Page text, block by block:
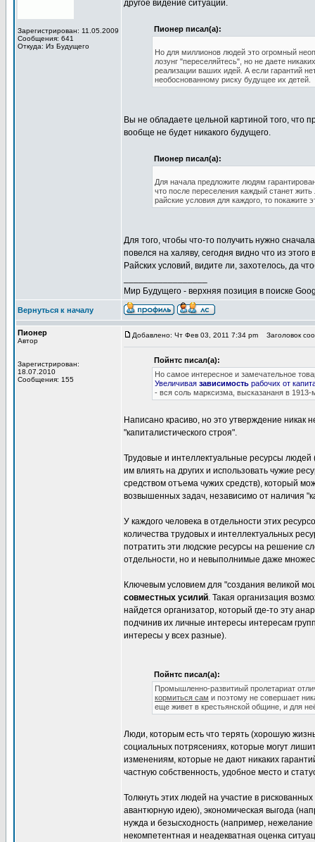
Зарегистрирован: 11.05.2009
Сообщения: 641
Откуда: Из Будущего
другое видение ситуации.
Пионер писал(а):
Но для миллионов людей это огромный
лозунг "переселяйтесь", но не даете
реализации ваших идей. А если гарантий
необоснованному риску будущее их детей.
Вы не обладаете цельной картиной того, что
вообще не будет никакого будущего.
Пионер писал(а):
Для начала предложите людям
что после переселения каждый станет
райские условия для каждого, то покажите
Для того, чтобы что-то получить нужно
повелся на халяву, сегодня видно что из
Райских условий, видите ли, захотелось, да
Мир Будущего - верхняя позиция в поиске
Вернуться к началу
Пионер
Автор
Зарегистрирован:
18.07.2010
Сообщения: 155
Добавлено: Чт Фев 03, 2011 7:34 pm Заголовок
Пойнтс писал(а):
Но самое интересное и замечательное
Увеличивая зависимость рабочих от
- вся соль марксизма, высказананя в 1913-
Написано красиво, но это утверждение никак
"капиталистического строя".
Трудовые и интеллектуальные ресурсы людей
им влиять на других и использовать чужие
средством отъема чужих средств), который
возвышенных задач, независимо от наличия
У каждого человека в отдельности этих
количества трудовых и интеллектуальных
потратить эти людские ресурсы на решение
отдельности, но и невыполнимые даже
Ключевым условием для "создания великой
совместных усилий. Такая организация
найдется организатор, который где-то эту
подчинив их личные интересы интересам
интересы у всех разные).
Пойнтс писал(а):
Промышленно-развитиый пролетариат
кормиться сам и поэтому не совершает
еще живет в крестьянской общине, и для
Люди, которым есть что терять (хорошую
социальных потрясениях, которые могут
изменениям, которые не дают никаких
частную собственность, удобное место и
Толкнуть этих людей на участие в
авантюрную идею), экономическая выгода
нужда и безысходность (например,
некомпетентная и неадекватная оценка